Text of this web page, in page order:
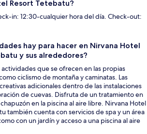
Resort Tetebatu?
in: 12:30-cualquier hora del día. Check-out:
hay para hacer en Nirvana Hotel
y sus alrededores?
actividades que se ofrecen en las propias
ciclismo de montaña y caminatas. Las
adicionales dentro de las instalaciones
de cuevas. Disfruta de un tratamiento en
en la piscina al aire libre. Nirvana Hotel
también cuenta con servicios de spa y un área
con un jardín y acceso a una piscina al aire